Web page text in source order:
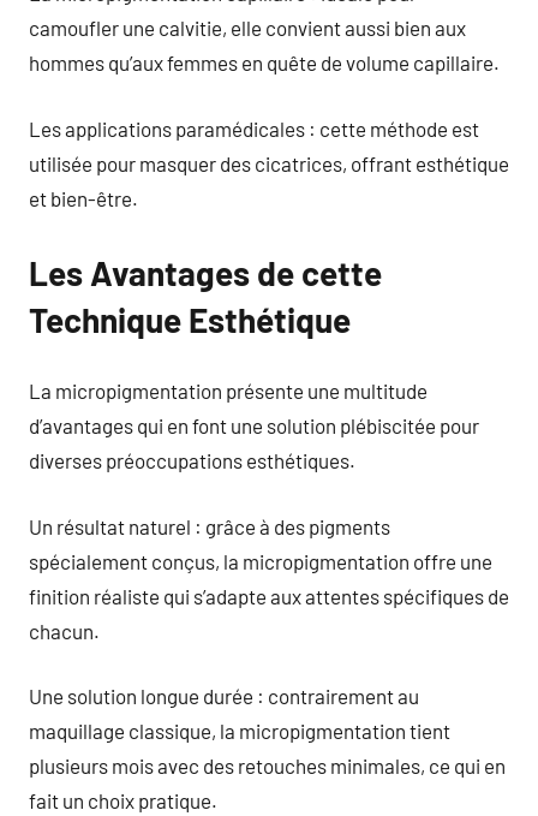
camoufler une calvitie, elle convient aussi bien aux
hommes qu’aux femmes en quête de volume capillaire.
Les applications paramédicales : cette méthode est
utilisée pour masquer des cicatrices, offrant esthétique
et bien-être.
Les Avantages de cette
Technique Esthétique
La micropigmentation présente une multitude
d’avantages qui en font une solution plébiscitée pour
diverses préoccupations esthétiques.
Un résultat naturel : grâce à des pigments
spécialement conçus, la micropigmentation offre une
finition réaliste qui s’adapte aux attentes spécifiques de
chacun.
Une solution longue durée : contrairement au
maquillage classique, la micropigmentation tient
plusieurs mois avec des retouches minimales, ce qui en
fait un choix pratique.